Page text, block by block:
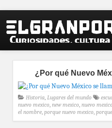
¿Por qué Nuevo
Historia, Lugares del mundo
nuevo mexico, new mexico, nuevo
el nombre, porque nuevo mexico,